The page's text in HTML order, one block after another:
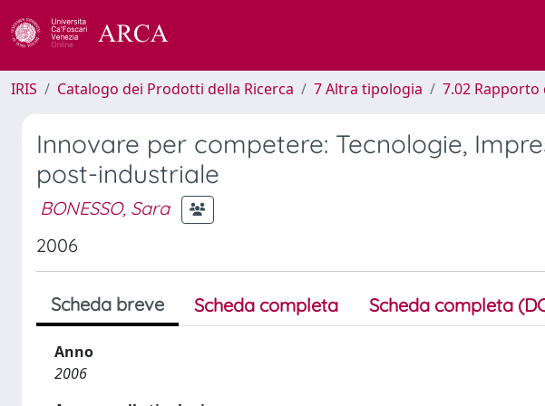
IRIS Catalogo dei Prodotti della Ricerca 7 Altra tipologia 7.02 Rapporto
Innovare per competere: Tecnologie,
post-industriale
BONESSO, Sara
2006
Scheda breve Scheda completa Scheda completa
Anno
2006